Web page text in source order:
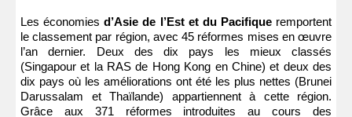
Les économiesd’Asie de l’Est et du Pacifiqueremportent
le classement par région, avec 45 réformes mises en œuvre
l’an dernier. Deux des dix pays les mieux classés
(Singapour et la RAS de Hong Kong en Chine) et deux des
dix pays où les améliorations ont été les plus nettes (Brunei
Darussalam et Thaïlande) appartiennent à cette région.
Grâce aux 371 réformes introduites au cours des